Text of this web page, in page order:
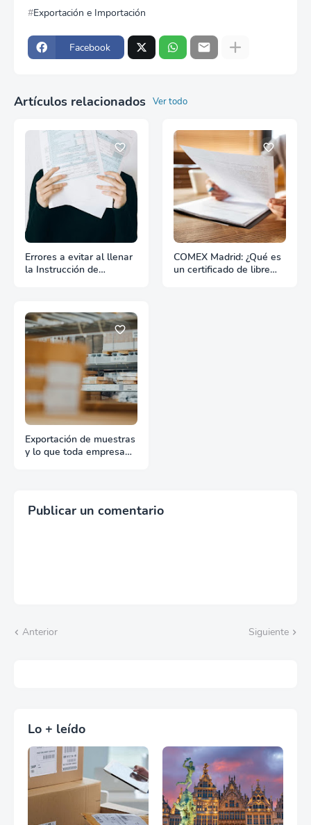
Exportación e Importación
Facebook
Artículos relacionados Ver todo
Errores a evitar al llenar
la Instrucción de
COMEX Madrid: ¿Qué es
un certificado de libre
Exportación de muestras
y lo que toda empresa
Publicar un comentario
Anterior Siguiente
Lo + leído